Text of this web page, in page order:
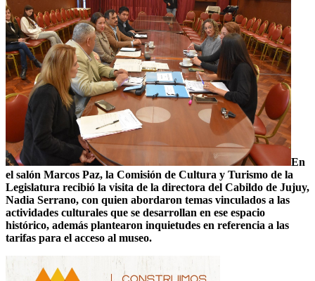
En
el salón Marcos Paz, la Comisión de Cultura y Turismo de la
Legislatura recibió la visita de la directora del Cabildo de Jujuy,
Nadia Serrano, con quien abordaron temas vinculados a las
actividades culturales que se desarrollan en ese espacio
histórico, además plantearon inquietudes en referencia a las
tarifas para el acceso al museo.